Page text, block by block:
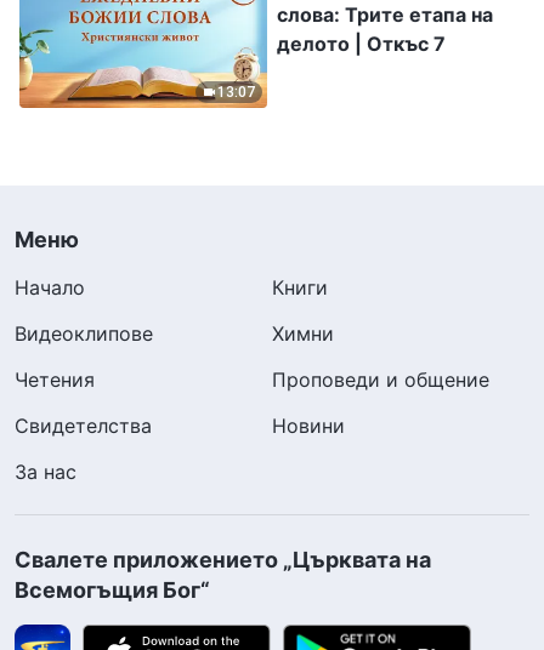
13:07
слова: Трите етапа на
делото | Откъс 7
Меню
Начало
Книги
Видеоклипове
Химни
Четения
Проповеди и общение
Свидетелства
Новини
За нас
Свалете приложението „Църквата на
Всемогъщия Бог“